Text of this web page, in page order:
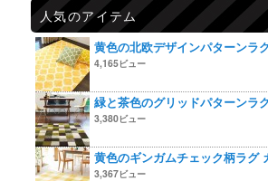
人気のアイテム
黄色の北欧デザインパターンラ
4,165ビュー
緑と茶色のグリッドパターンラ
3,380ビュー
黄色のギンガムチェック柄ラグ
3,367ビュー